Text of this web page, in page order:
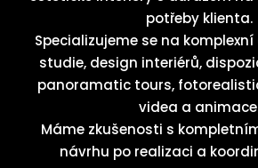
potřeby klienta.
Specializujeme se na
studie, design interiérů,
panoramatic tours,
videa a
Máme zkušenosti s
návrhu po realizaci a